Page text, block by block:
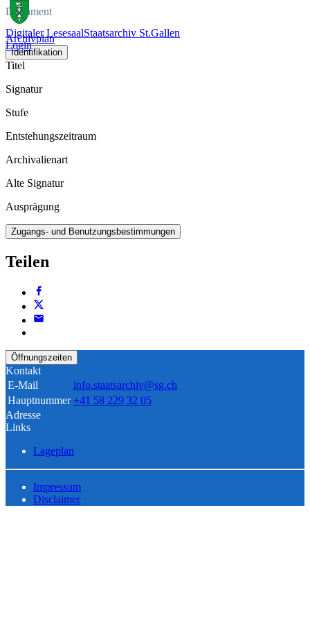
Digitaler LesesaalStaatsarchiv St.Gallen
Login
Dokument
Archivplan
Identifikation
Titel
Signatur
Stufe
Entstehungszeitraum
Archivalienart
Alte Signatur
Ausprägung
Zugangs- und Benutzungsbestimmungen
Teilen
Öffnungszeiten
Kontakt
E-Mail
info.staatsarchiv@sg.ch
Hauptnummer +41 58 229 32 05
Adresse
Links
Lageplan
Impressum
Disclaimer